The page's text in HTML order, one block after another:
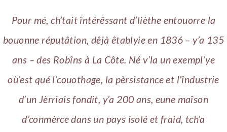
Pour mé, ch’tait întérêssant d’lièthe entouorre la
bouonne réputâtion, dêjà êtablyie en 1836 – y’a 135
ans – des Robîns à La Côte. Né v’la un exempl’ye
où’est qué l’couothage, la pèrsistance et l’îndustrie
d’un Jèrriais fondit, y’a 200 ans, eune maîson
d’conmèrce dans un pays isolé et fraid, tch’a